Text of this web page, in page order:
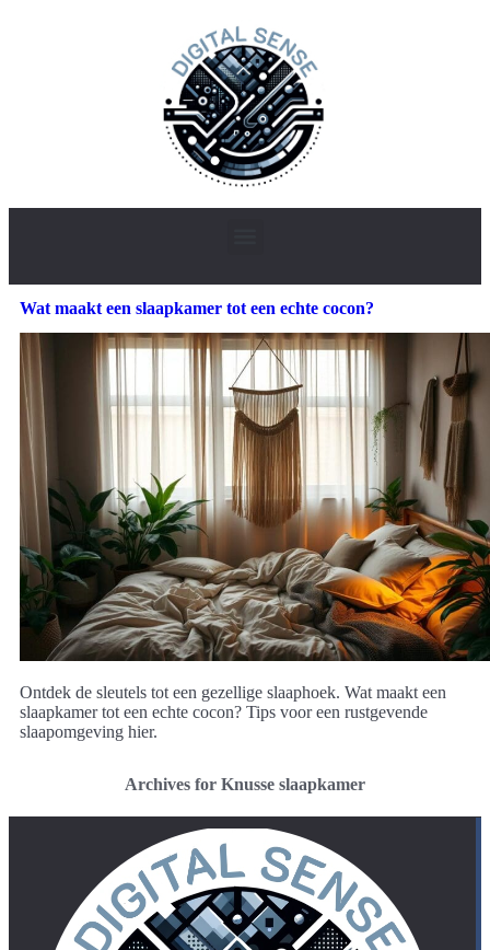
Wat maakt een slaapkamer tot een echte cocon?
Ontdek de sleutels tot een gezellige slaaphoek. Wat maakt een
slaapkamer tot een echte cocon? Tips voor een rustgevende
slaapomgeving hier.
Archives for Knusse slaapkamer